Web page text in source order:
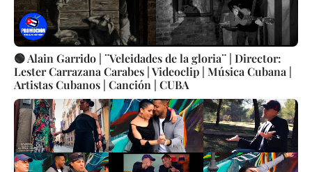
🟢 Alain Garrido | ¨Veleidades de la gloria¨ | Director:
Lester Carrazana Carabes | Videoclip | Música Cubana |
Artistas Cubanos | Canción | CUBA